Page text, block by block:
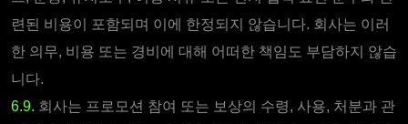
련된 비용이 포함되며 이에 한정되지 않습니다. 회사는 이러
한 의무, 비용 또는 경비에 대해 어떠한 책임도 부담하지 않습
니다.
6.9. 회사는 프로모션 참여 또는 보상의 수령, 사용, 처분과 관